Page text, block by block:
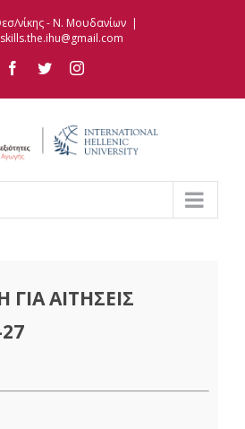
νίκης - Ν. Μουδανίων |
facebook
twitterinstagram
ΑΙΤΗΣΕΙΣ